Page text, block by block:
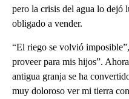
pero la crisis del agua lo dejó
obligado a vender.
“El riego se volvió
proveer para mis hijos”.
antigua granja se ha
muy doloroso ver mi tierra